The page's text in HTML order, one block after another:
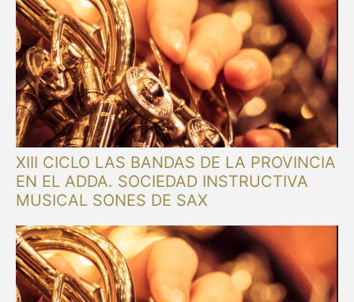
XIII CICLO LAS BANDAS DE LA PROVINCIA
EN EL ADDA. SOCIEDAD INSTRUCTIVA
MUSICAL SONES DE SAX